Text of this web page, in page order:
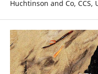
Huchtinson and Co,